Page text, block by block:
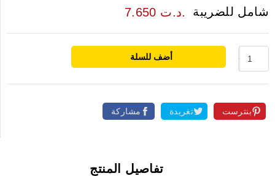
7.650 د.ت. شامل للضريبة
أضف للسلة
مشاركة تغريدة بنترست
تفاصيل المنتج